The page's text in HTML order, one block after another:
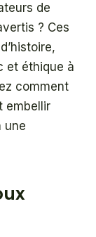
de
? Ces
et éthique à
comment
embellir
une